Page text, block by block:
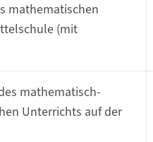
mathematischen
(mit
mathematisch-
Unterrichts auf der